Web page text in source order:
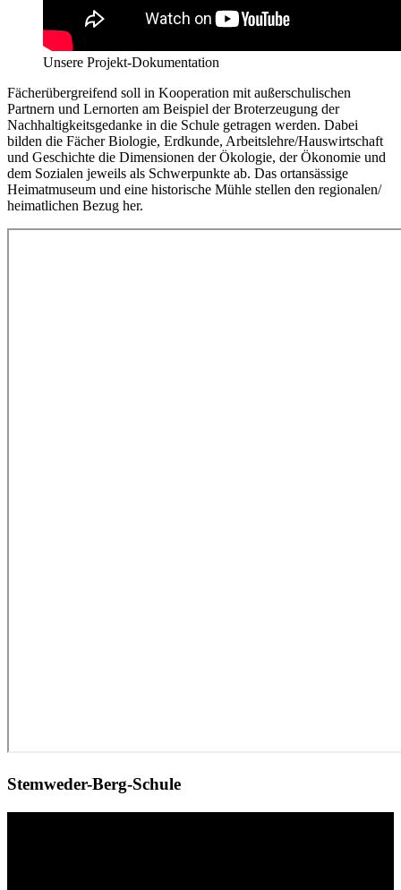
Unsere Projekt-Dokumentation
Fächerübergreifend soll in Kooperation mit außerschulischen
Partnern und Lernorten am Beispiel der Broterzeugung der
Nachhaltigkeitsgedanke in die Schule getragen werden. Dabei
bilden die Fächer Biologie, Erdkunde, Arbeitslehre/Hauswirtschaft
und Geschichte die Dimensionen der Ökologie, der Ökonomie und
dem Sozialen jeweils als Schwerpunkte ab. Das ortansässige
Heimatmuseum und eine historische Mühle stellen den regionalen/
heimatlichen Bezug her.
Stemweder-Berg-Schule